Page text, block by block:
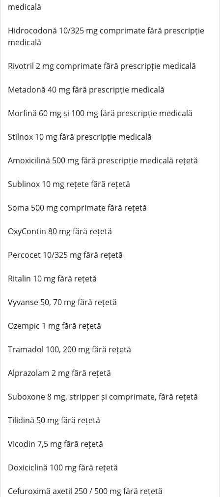
medicală
Hidrocodonă 10/325 mg comprimate fără prescripție
medicală
Rivotril 2 mg comprimate fără prescripție medicală
Metadonă 40 mg fără prescripție medicală
Morfină 60 mg și 100 mg fără prescripție medicală
Stilnox 10 mg fără prescripție medicală
Amoxicilină 500 mg fără prescripție medicală rețetă
Sublinox 10 mg rețete fără rețetă
Soma 500 mg comprimate fără rețetă
OxyContin 80 mg fără rețetă
Percocet 10/325 mg fără rețetă
Ritalin 10 mg fără rețetă
Vyvanse 50, 70 mg fără rețetă
Ozempic 1 mg fără rețetă
Tramadol 100, 200 mg fără rețetă
Alprazolam 2 mg fără rețetă
Suboxone 8 mg, stripper și comprimate, fără rețetă
Tilidină 50 mg fără rețetă
Vicodin 7,5 mg fără rețetă
Doxiciclină 100 mg fără rețetă
Cefuroximă axetil 250 / 500 mg fără rețetă